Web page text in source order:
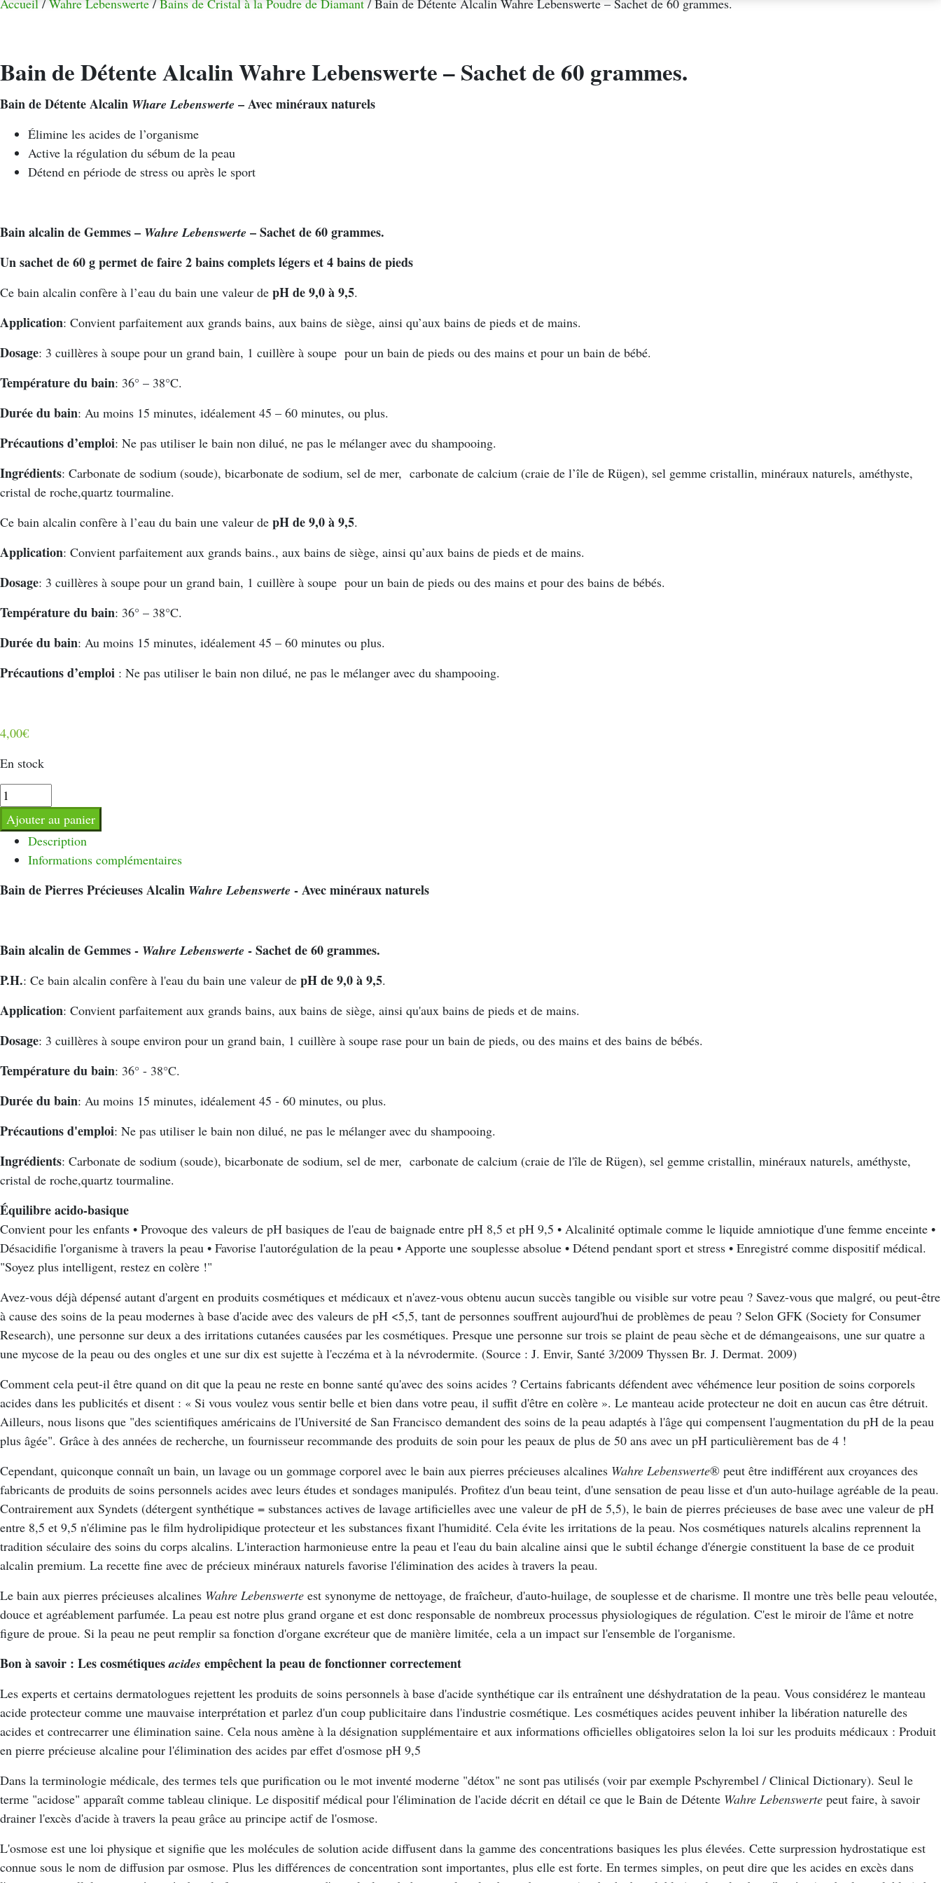
Accueil/Wahre Lebenswerte/Bains de Cristal à la Poudre de Diamant/ Bain de Détente Alcalin Wahre Lebenswerte – Sachet de 60 grammes.
Bain de Détente Alcalin Wahre Lebenswerte – Sachet de 60 grammes.
Bain de Détente Alcalin Whare Lebenswerte – Avec minéraux naturels
Élimine les acides de l’organisme
Active la régulation du sébum de la peau
Détend en période de stress ou après le sport
Bain alcalin de Gemmes – Wahre Lebenswerte – Sachet de 60 grammes.
Un sachet de 60 g permet de faire 2 bains complets légers et 4 bains de pieds
Ce bain alcalin confère à l’eau du bain une valeur de pH de 9,0 à 9,5.
Application: Convient parfaitement aux grands bains, aux bains de siège, ainsi qu’aux bains de pieds et de mains.
Dosage: 3 cuillères à soupe pour un grand bain, 1 cuillère à soupe pour un bain de pieds ou des mains et pour un bain de bébé.
Température du bain: 36° – 38°C.
Durée du bain: Au moins 15 minutes, idéalement 45 – 60 minutes, ou plus.
Précautions d’emploi: Ne pas utiliser le bain non dilué, ne pas le mélanger avec du shampooing.
Ingrédients: Carbonate de sodium (soude), bicarbonate de sodium, sel de mer, carbonate de calcium (craie de l’île de Rügen), sel gemme cristallin, minéraux naturels, améthyste,
cristal de roche,quartz tourmaline.
Ce bain alcalin confère à l’eau du bain une valeur de pH de 9,0 à 9,5.
Application: Convient parfaitement aux grands bains., aux bains de siège, ainsi qu’aux bains de pieds et de mains.
Dosage: 3 cuillères à soupe pour un grand bain, 1 cuillère à soupe pour un bain de pieds ou des mains et pour des bains de bébés.
Température du bain: 36° – 38°C.
Durée du bain: Au moins 15 minutes, idéalement 45 – 60 minutes ou plus.
Précautions d’emploi : Ne pas utiliser le bain non dilué, ne pas le mélanger avec du shampooing.
4,00€
En stock
quantité
de
Bain
Détente
Alcalin
-
de
grammes.
Ajouter au panier
Description
Informations complémentaires
Bain de Pierres Précieuses Alcalin Wahre Lebenswerte - Avec minéraux naturels
Bain alcalin de Gemmes - Wahre Lebenswerte - Sachet de 60 grammes.
P.H.: Ce bain alcalin confère à l'eau du bain une valeur de pH de 9,0 à 9,5.
Application: Convient parfaitement aux grands bains, aux bains de siège, ainsi qu'aux bains de pieds et de mains.
Dosage: 3 cuillères à soupe environ pour un grand bain, 1 cuillère à soupe rase pour un bain de pieds, ou des mains et des bains de bébés.
Température du bain: 36° - 38°C.
Durée du bain: Au moins 15 minutes, idéalement 45 - 60 minutes, ou plus.
Précautions d'emploi: Ne pas utiliser le bain non dilué, ne pas le mélanger avec du shampooing.
Ingrédients: Carbonate de sodium (soude), bicarbonate de sodium, sel de mer, carbonate de calcium (craie de l'île de Rügen), sel gemme cristallin, minéraux naturels, améthyste,
cristal de roche,quartz tourmaline.
Équilibre acido-basique
Convient pour les enfants • Provoque des valeurs de pH basiques de l'eau de baignade entre pH 8,5 et pH 9,5 • Alcalinité optimale comme le liquide amniotique d'une femme enceinte •
Désacidifie l'organisme à travers la peau • Favorise l'autorégulation de la peau • Apporte une souplesse absolue • Détend pendant sport et stress • Enregistré comme dispositif médical.
"Soyez plus intelligent, restez en colère !"
Avez-vous déjà dépensé autant d'argent en produits cosmétiques et médicaux et n'avez-vous obtenu aucun succès tangible ou visible sur votre peau ? Savez-vous que malgré, ou peut-être
à cause des soins de la peau modernes à base d'acide avec des valeurs de pH <5,5, tant de personnes souffrent aujourd'hui de problèmes de peau ? Selon GFK (Society for Consumer
Research), une personne sur deux a des irritations cutanées causées par les cosmétiques. Presque une personne sur trois se plaint de peau sèche et de démangeaisons, une sur quatre a
une mycose de la peau ou des ongles et une sur dix est sujette à l'eczéma et à la névrodermite. (Source : J. Envir, Santé 3/2009 Thyssen Br. J. Dermat. 2009)
Comment cela peut-il être quand on dit que la peau ne reste en bonne santé qu'avec des soins acides ? Certains fabricants défendent avec véhémence leur position de soins corporels
acides dans les publicités et disent : « Si vous voulez vous sentir belle et bien dans votre peau, il suffit d'être en colère ». Le manteau acide protecteur ne doit en aucun cas être détruit.
Ailleurs, nous lisons que "des scientifiques américains de l'Université de San Francisco demandent des soins de la peau adaptés à l'âge qui compensent l'augmentation du pH de la peau
plus âgée". Grâce à des années de recherche, un fournisseur recommande des produits de soin pour les peaux de plus de 50 ans avec un pH particulièrement bas de 4 !
Cependant, quiconque connaît un bain, un lavage ou un gommage corporel avec le bain aux pierres précieuses alcalines Wahre Lebenswerte® peut être indifférent aux croyances des
fabricants de produits de soins personnels acides avec leurs études et sondages manipulés. Profitez d'un beau teint, d'une sensation de peau lisse et d'un auto-huilage agréable de la peau.
Contrairement aux Syndets (détergent synthétique = substances actives de lavage artificielles avec une valeur de pH de 5,5), le bain de pierres précieuses de base avec une valeur de pH
entre 8,5 et 9,5 n'élimine pas le film hydrolipidique protecteur et les substances fixant l'humidité. Cela évite les irritations de la peau. Nos cosmétiques naturels alcalins reprennent la
tradition séculaire des soins du corps alcalins. L'interaction harmonieuse entre la peau et l'eau du bain alcaline ainsi que le subtil échange d'énergie constituent la base de ce produit
alcalin premium. La recette fine avec de précieux minéraux naturels favorise l'élimination des acides à travers la peau.
Le bain aux pierres précieuses alcalines Wahre Lebenswerte est synonyme de nettoyage, de fraîcheur, d'auto-huilage, de souplesse et de charisme. Il montre une très belle peau veloutée,
douce et agréablement parfumée. La peau est notre plus grand organe et est donc responsable de nombreux processus physiologiques de régulation. C'est le miroir de l'âme et notre
figure de proue. Si la peau ne peut remplir sa fonction d'organe excréteur que de manière limitée, cela a un impact sur l'ensemble de l'organisme.
Bon à savoir : Les cosmétiquesacides empêchent la peau de fonctionner correctement
Les experts et certains dermatologues rejettent les produits de soins personnels à base d'acide synthétique car ils entraînent une déshydratation de la peau. Vous considérez le manteau
acide protecteur comme une mauvaise interprétation et parlez d'un coup publicitaire dans l'industrie cosmétique. Les cosmétiques acides peuvent inhiber la libération naturelle des
acides et contrecarrer une élimination saine. Cela nous amène à la désignation supplémentaire et aux informations officielles obligatoires selon la loi sur les produits médicaux : Produit
en pierre précieuse alcaline pour l'élimination des acides par effet d'osmose pH 9,5
Dans la terminologie médicale, des termes tels que purification ou le mot inventé moderne "détox" ne sont pas utilisés (voir par exemple Pschyrembel / Clinical Dictionary). Seul le
terme "acidose" apparaît comme tableau clinique. Le dispositif médical pour l'élimination de l'acide décrit en détail ce que le Bain de Détente Wahre Lebenswerte peut faire, à savoir
drainer l'excès d'acide à travers la peau grâce au principe actif de l'osmose.
L'osmose est une loi physique et signifie que les molécules de solution acide diffusent dans la gamme des concentrations basiques les plus élevées. Cette surpression hydrostatique est
connue sous le nom de diffusion par osmose. Plus les différences de concentration sont importantes, plus elle est forte. En termes simples, on peut dire que les acides en excès dans